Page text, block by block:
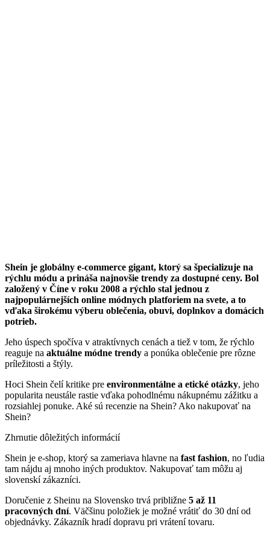
Shein je globálny e-commerce gigant, ktorý sa špecializuje na
rýchlu módu a prináša najnovšie trendy za dostupné ceny. Bol
založený v Číne v roku 2008 a rýchlo stal jednou z
najpopulárnejších online módnych platforiem na svete, a to
vďaka širokému výberu oblečenia, obuvi, doplnkov a domácich
potrieb.
Jeho úspech spočíva v atraktívnych cenách a tiež v tom, že rýchlo
reaguje na aktuálne módne trendy a ponúka oblečenie pre rôzne
príležitosti a štýly.
Hoci Shein čelí kritike pre environmentálne a etické otázky, jeho
popularita neustále rastie vďaka pohodlnému nákupnému zážitku a
rozsiahlej ponuke. Aké sú recenzie na Shein? Ako nakupovať na
Shein?
Zhrnutie dôležitých informácií
Shein je e-shop, ktorý sa zameriava hlavne na fast fashion, no ľudia
tam nájdu aj mnoho iných produktov. Nakupovať tam môžu aj
slovenskí zákazníci.
Doručenie z Sheinu na Slovensko trvá približne 5 až 11
pracovných dní. Väčšinu položiek je možné vrátiť do 30 dní od
objednávky. Zákazník hradí dopravu pri vrátení tovaru.